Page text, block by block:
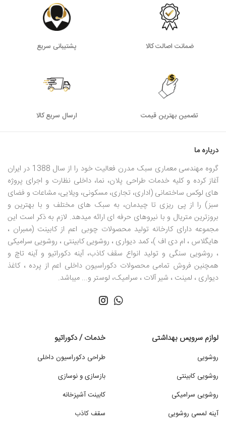
ضمانت اصالت کالا پشتیبانی سریع
تضمین بهترین قیمت ارسال سریع کالا
درباره ما
گروه مهندسی معماری سبک مدرن فعالیت خود را از سال 1388 در ایران
آغاز کرده و کلیه خدمات طراحی پلان، نما، داخلی نظارت و اجرای پروژه
های لوکس ساختمانی (اداری، تجاری، مسکونی، ویلایی، مشاعات و فضای
سبز) را از پی ریزی تا چیدمان، به سبک های مختلف و با بهترین و
بروزترین متریال و با نیروهای حرفه ای ارائه میدهد. لازم به ذکر است این
مجموعه دارای کارخانه تولید محصولات چوبی اعم از کابینت (ممبران ،
هایگلاس ، ام دی اف )، کمد دیواری ، روشویی کابینتی ، روشویی سرامیکی
، روشویی سنگی و تولید انواع سقف کاذب، آینه دکوراتیو و آینه تاچ و
همچنین فروش تمامی محصولات دکوراسیون داخلی اعم از پرده ، کاغذ
دیواری ، لمینت ، شیر آلات ، سرامیک، لوستر و... میباشد.
لوازم سرویس بهداشتی
روشویی
روشویی کابینتی
روشویی سرامیکی
آینه لمسی روشویی
خدمات / دکوراتیو
طراحی دکوراسیون داخلی
بازسازی و نوسازی
کابینت آشپزخانه
سقف کاذب